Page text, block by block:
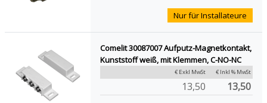
Nur für Installateure
Comelit 30087007 Aufputz-Magnetkontakt,
Kunststoff weiß, mit Klemmen, C-NO-NC
€ Exkl MwSt € Inkl % MwSt
13,50 13,50